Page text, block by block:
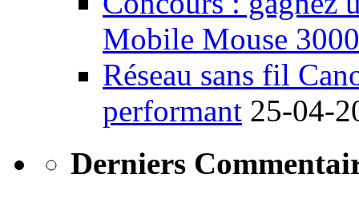
Mobile Mouse 3000
Réseau sans fil
performant 25-04-
Derniers